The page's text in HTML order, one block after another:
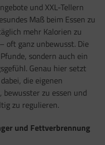
und XXL-Tellern
Maß beim Essen zu
mehr Kalorien zu
oft ganz unbewusst. Die
sondern auch ein
Genau hier setzt
die eigenen
zu essen und
zu regulieren.
und Fettverbrennung